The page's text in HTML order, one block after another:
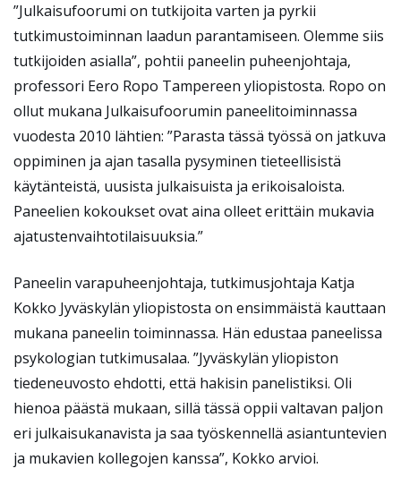
”Julkaisufoorumi on tutkijoita varten ja pyrkii
tutkimustoiminnan laadun parantamiseen. Olemme siis
tutkijoiden asialla”, pohtii paneelin puheenjohtaja,
professori Eero Ropo Tampereen yliopistosta. Ropo on
ollut mukana Julkaisufoorumin paneelitoiminnassa
vuodesta 2010 lähtien: ”Parasta tässä työssä on jatkuva
oppiminen ja ajan tasalla pysyminen tieteellisistä
käytänteistä, uusista julkaisuista ja erikoisaloista.
Paneelien kokoukset ovat aina olleet erittäin mukavia
ajatustenvaihtotilaisuuksia.”
Paneelin varapuheenjohtaja, tutkimusjohtaja Katja
Kokko Jyväskylän yliopistosta on ensimmäistä kauttaan
mukana paneelin toiminnassa. Hän edustaa paneelissa
psykologian tutkimusalaa. ”Jyväskylän yliopiston
tiedeneuvosto ehdotti, että hakisin panelistiksi. Oli
hienoa päästä mukaan, sillä tässä oppii valtavan paljon
eri julkaisukanavista ja saa työskennellä asiantuntevien
ja mukavien kollegojen kanssa”, Kokko arvioi.